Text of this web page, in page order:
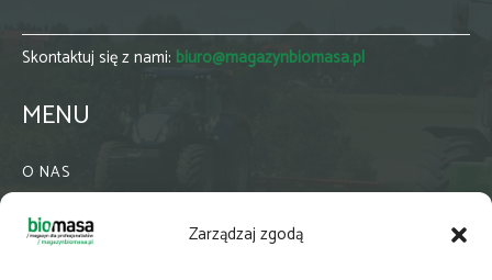
Zarządzaj zgodą
Skontaktuj się z nami: biuro@magazynbiomasa.pl
MENU
O NAS
WSPÓŁPRACA